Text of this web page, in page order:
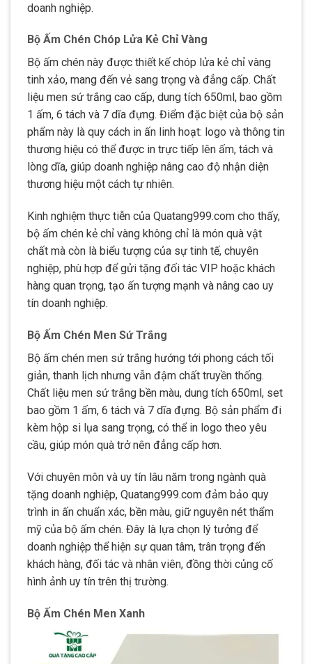
doanh nghiệp.
Bộ Ấm Chén Chóp Lửa Kẻ Chỉ Vàng
Bộ ấm chén này được thiết kế chóp lửa kẻ chỉ vàng
tinh xảo, mang đến vẻ sang trọng và đẳng cấp. Chất
liệu men sứ trắng cao cấp, dung tích 650ml, bao gồm
1 ấm, 6 tách và 7 dĩa đựng. Điểm đặc biệt của bộ sản
phẩm này là quy cách in ấn linh hoạt: logo và thông tin
thương hiệu có thể được in trực tiếp lên ấm, tách và
lòng dĩa, giúp doanh nghiệp nâng cao độ nhận diện
thương hiệu một cách tự nhiên.
Kinh nghiệm thực tiễn của Quatang999.com cho thấy,
bộ ấm chén kẻ chỉ vàng không chỉ là món quà vật
chất mà còn là biểu tượng của sự tinh tế, chuyên
nghiệp, phù hợp để gửi tặng đối tác VIP hoặc khách
hàng quan trọng, tạo ấn tượng mạnh và nâng cao uy
tín doanh nghiệp.
Bộ Ấm Chén Men Sứ Trắng
Bộ ấm chén men sứ trắng hướng tới phong cách tối
giản, thanh lịch nhưng vẫn đậm chất truyền thống.
Chất liệu men sứ trắng bền màu, dung tích 650ml, set
bao gồm 1 ấm, 6 tách và 7 dĩa đựng. Bộ sản phẩm đi
kèm hộp si lụa sang trọng, có thể in logo theo yêu
cầu, giúp món quà trở nên đẳng cấp hơn.
Với chuyên môn và uy tín lâu năm trong ngành quà
tặng doanh nghiệp, Quatang999.com đảm bảo quy
trình in ấn chuẩn xác, bền màu, giữ nguyên nét thẩm
mỹ của bộ ấm chén. Đây là lựa chọn lý tưởng để
doanh nghiệp thể hiện sự quan tâm, trân trọng đến
khách hàng, đối tác và nhân viên, đồng thời củng cố
hình ảnh uy tín trên thị trường.
Bộ Ấm Chén Men Xanh